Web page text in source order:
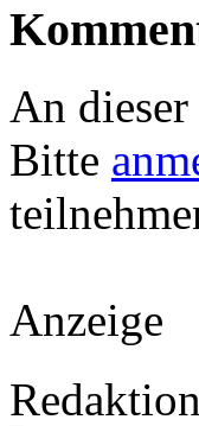
An
Bitte
Anzeige